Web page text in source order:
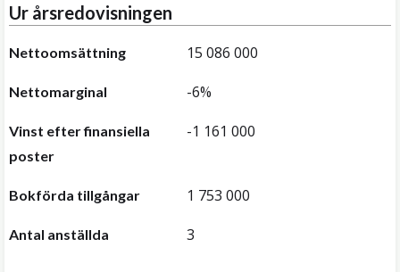
Ur årsredovisningen
Nettoomsättning 15 086 000
Nettomarginal -6%
Vinst efter finansiella
poster
-1 161 000
Bokförda tillgångar 1 753 000
Antal anställda 3